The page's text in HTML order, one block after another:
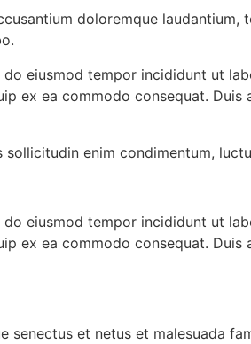
doloremque laudantium,
eiusmod tempor incididunt ut
ex ea commodo consequat.
enim condimentum,
eiusmod tempor incididunt ut
ex ea commodo consequat.
et netus et malesuada